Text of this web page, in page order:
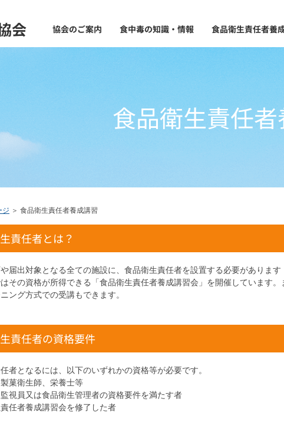
会 協会のご案内 食中毒の知識・情報 食品衛生責任者養
食品衛生責任
ジ ＞ 食品衛生責任者養成講習
責任者とは？
届出対象となる全ての施設に、食品衛生責任者を設置する必要があります
その資格が所得できる「食品衛生責任者養成講習会」を開催しています。
ング方式での受講もできます。
責任者の資格要件
者となるには、以下のいずれかの資格等が必要です。
製菓衛生師、栄養士等
監視員又は食品衛生管理者の資格要件を満たす者
責任者養成講習会を修了した者